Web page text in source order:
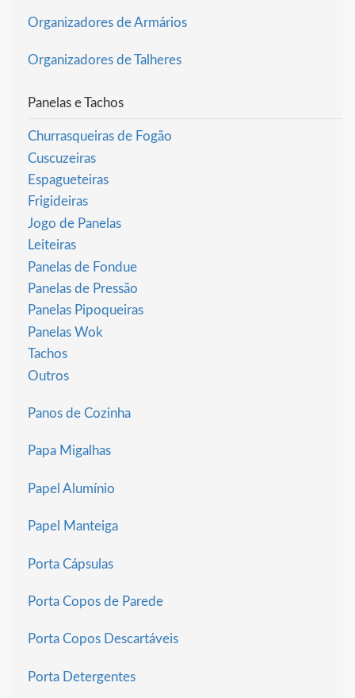
Organizadores de Armários
Organizadores de Talheres
Panelas e Tachos
Churrasqueiras de Fogão
Cuscuzeiras
Espagueteiras
Frigideiras
Jogo de Panelas
Leiteiras
Panelas de Fondue
Panelas de Pressão
Panelas Pipoqueiras
Panelas Wok
Tachos
Outros
Panos de Cozinha
Papa Migalhas
Papel Alumínio
Papel Manteiga
Porta Cápsulas
Porta Copos de Parede
Porta Copos Descartáveis
Porta Detergentes